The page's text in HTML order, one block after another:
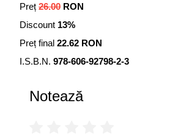
adresează celor mulțumiți de felul în
spiritualitatea, ci celor care caută un
Preț 26.00 RON
Discount 13%
Preț final 22.62 RON
I.S.B.N. 978-606-92798-2-3
Notează